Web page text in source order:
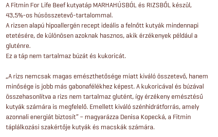
A Fitmin For Life Beef kutyatáp MARHAHÚSBÓL és RIZSBŐL készül,
43,5%-os húsösszetevő-tartalommal.
A rizsen alapú hipoallergén recept ideális a felnőtt kutyák mindennapi
etetésére, de különösen azoknak hasznos, akik érzékenyek például a
gluténre.
Ez a táp nem tartalmaz búzát és kukoricát.
„A rizs nemcsak magas emészthetősége miatt kiváló összetevő, hanem
minősége is jobb más gabonafélékhez képest. A kukoricával és búzával
összehasonlítva a rizs nem tartalmaz glutént, így érzékeny emésztésű
kutyák számára is megfelelő. Emellett kiváló szénhidrátforrás, amely
azonnali energiát biztosít” – magyarázza Denisa Kopecká, a Fitmin
táplálkozási szakértője kutyák és macskák számára.